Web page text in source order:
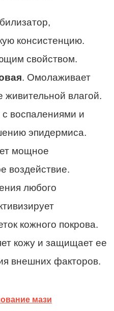
консистенцию.
свойством.
. Омолаживает
влагой.
с воспалениями и
эпидермиса.
мощное
воздействие.
любого
кожного покрова.
кожу и защищает ее
внешних факторов.
мази